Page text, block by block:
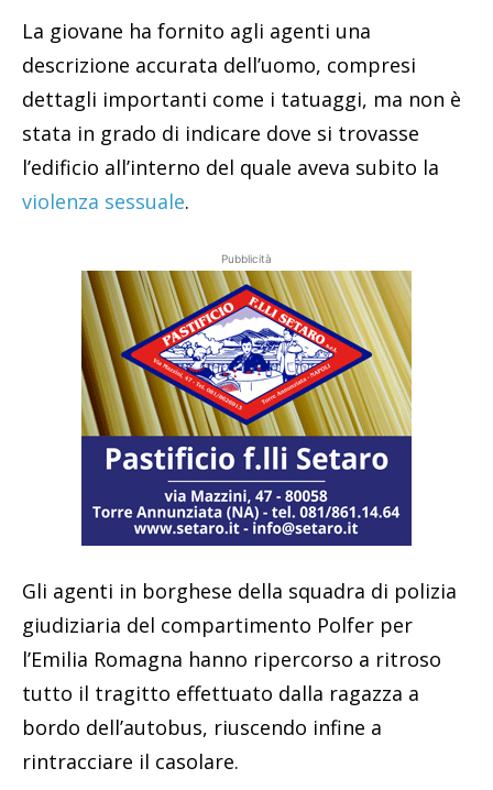
La giovane ha fornito agli agenti una
descrizione accurata dell’uomo, compresi
dettagli importanti come i tatuaggi, ma non è
stata in grado di indicare dove si trovasse
l’edificio all’interno del quale aveva subito la
violenza sessuale.
Pubblicità
Gli agenti in borghese della squadra di polizia
giudiziaria del compartimento Polfer per
l’Emilia Romagna hanno ripercorso a ritroso
tutto il tragitto effettuato dalla ragazza a
bordo dell’autobus, riuscendo infine a
rintracciare il casolare.